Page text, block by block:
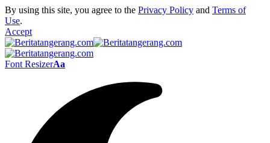
By using this site, you agree to the Privacy Policy and Terms of
Use.
Accept
Font ResizerAa